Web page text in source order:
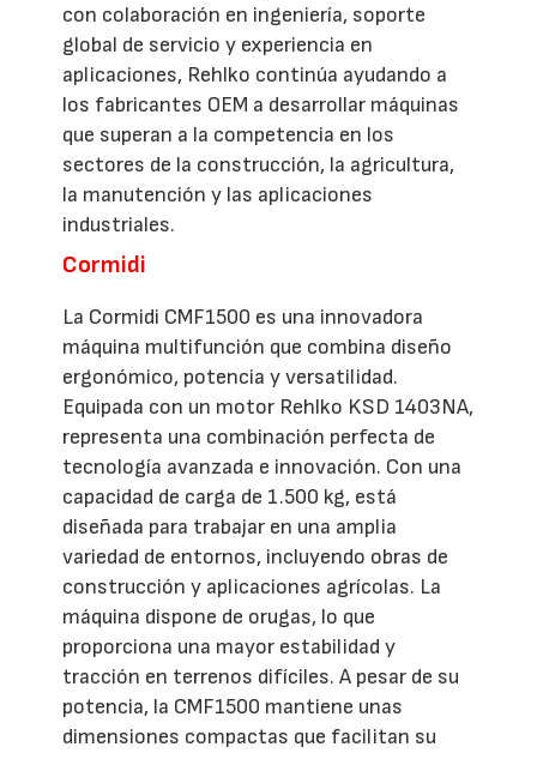
con colaboración en ingeniería, soporte
global de servicio y experiencia en
aplicaciones, Rehlko continúa ayudando a
los fabricantes OEM a desarrollar máquinas
que superan a la competencia en los
sectores de la construcción, la agricultura,
la manutención y las aplicaciones
industriales.
Cormidi
La Cormidi CMF1500 es una innovadora
máquina multifunción que combina diseño
ergonómico, potencia y versatilidad.
Equipada con un motor Rehlko KSD 1403NA,
representa una combinación perfecta de
tecnología avanzada e innovación. Con una
capacidad de carga de 1.500 kg, está
diseñada para trabajar en una amplia
variedad de entornos, incluyendo obras de
construcción y aplicaciones agrícolas. La
máquina dispone de orugas, lo que
proporciona una mayor estabilidad y
tracción en terrenos difíciles. A pesar de su
potencia, la CMF1500 mantiene unas
dimensiones compactas que facilitan su